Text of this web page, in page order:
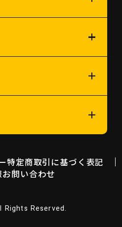
特定商取引に基づく表記
お問い合わせ
Rights Reserved.